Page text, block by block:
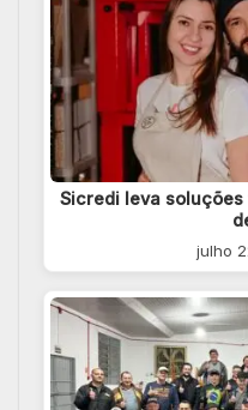
Sicredi leva
julho